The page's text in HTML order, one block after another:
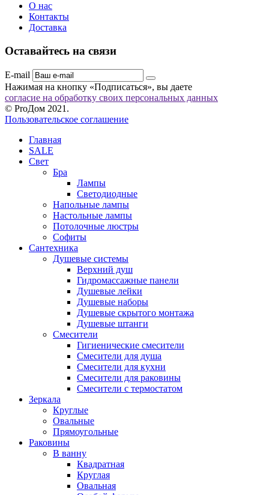
О нас
Контакты
Доставка
Оставайтесь на связи
E-mail
Нажимая на кнопку «Подписаться», вы даете
согласие на обработку своих персональных данных
© ProДом 2021.
Пользовательское соглашение
Главная
SALE
Свет
Бра
Лампы
Светодиодные
Напольные лампы
Настольные лампы
Потолочные люстры
Софиты
Сантехника
Душевые системы
Верхний душ
Гидромассажные панели
Душевые лейки
Душевые наборы
Душевые скрытого монтажа
Душевые штанги
Смесители
Гигиенические смесители
Смесители для душа
Смесители для кухни
Смесители для раковины
Смесители с термостатом
Зеркала
Круглые
Овальные
Прямоугольные
Раковины
В ванну
Квадратная
Круглая
Овальная